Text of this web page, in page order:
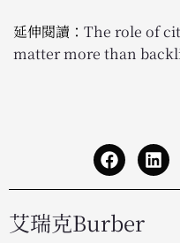
延伸閱讀： The role of
matter more than
艾瑞克Burber